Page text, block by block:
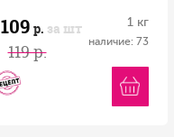
109 р. за шт
119 р.
1 кг
наличие: 73